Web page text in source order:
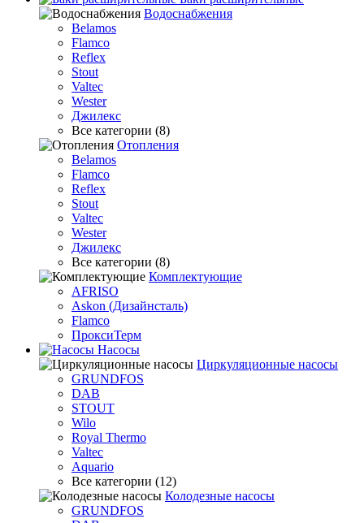
Водоснабжения
Belamos
Flamco
Reflex
Stout
Valtec
Wester
Джилекс
Все категории (8)
Отопления
Belamos
Flamco
Reflex
Stout
Valtec
Wester
Джилекс
Все категории (8)
Комплектующие
AFRISO
Askon (Дизайнсталь)
Flamco
ПроксиТерм
Насосы
Циркуляционные насосы
GRUNDFOS
DAB
STOUT
Wilo
Royal Thermo
Valtec
Aquario
Все категории (12)
Колодезные насосы
GRUNDFOS